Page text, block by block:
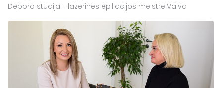
Deporo studija - lazerinės epiliacijos meistrė Vaiva